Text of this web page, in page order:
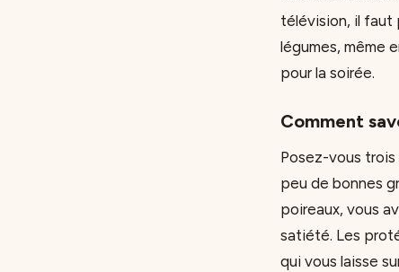
télévision, il faut
légumes, même
pour la soirée.
Comment
Posez-vous
peu de bonnes
poireaux, vous
satiété. Les
qui vous laisse